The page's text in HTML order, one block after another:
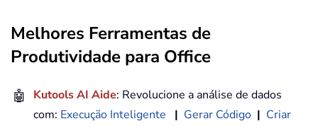
Melhores Ferramentas de
Produtividade para Office
🤖 Kutools AI Aide: Revolucione a análise de dados
com: Execução Inteligente | Gerar Código | Criar